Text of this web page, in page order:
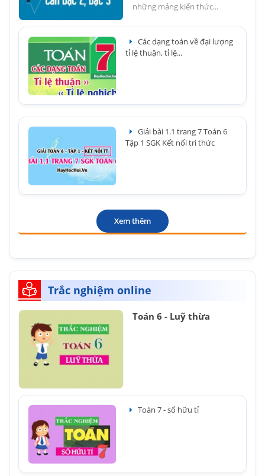
những mảng kiến thức...
Các dạng toán về đại lượng
tỉ lệ thuận, tỉ lệ...
Giải bài 1.1 trang 7 Toán 6
Tập 1 SGK Kết nối tri thức
Xem thêm
Trắc nghiệm online
Toán 6 - Luỹ thừa
Toán 7 - số hữu tỉ